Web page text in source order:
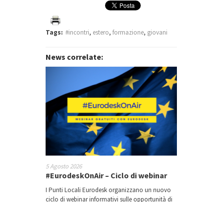
Tags: #incontri, estero, formazione, giovani
News correlate:
5 Agosto 2026
#EurodeskOnAir – Ciclo di webinar
I Punti Locali Eurodesk organizzano un nuovo
ciclo di webinar informativi sulle opportunità di